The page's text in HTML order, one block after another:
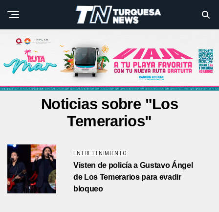
Noticias sobre "Los
Temerarios"
ENTRETENIMIENTO
Visten de policía a Gustavo Ángel
de Los Temerarios para evadir
bloqueo